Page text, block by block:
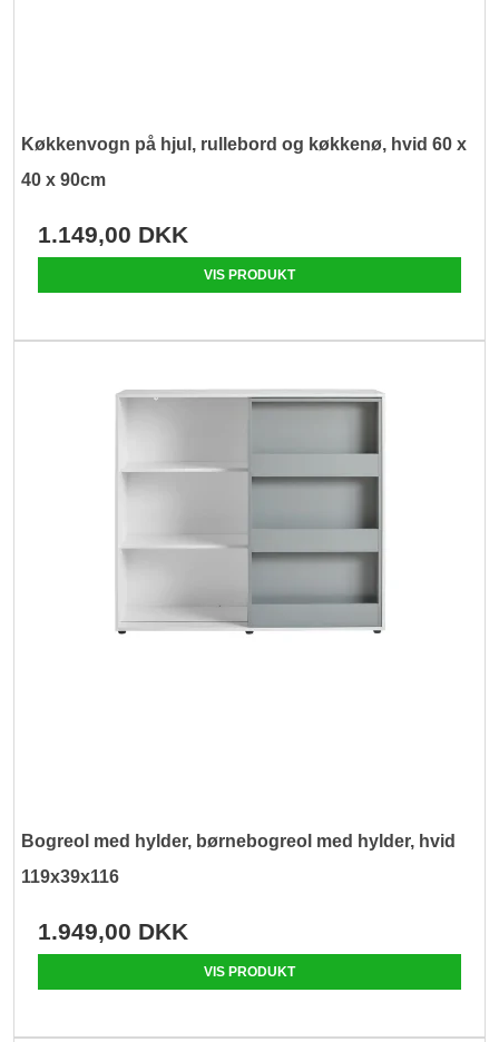
Køkkenvogn på hjul, rullebord og køkkenø, hvid 60 x
40 x 90cm
1.149,00 DKK
VIS PRODUKT
Bogreol med hylder, børnebogreol med hylder, hvid
119x39x116
1.949,00 DKK
VIS PRODUKT